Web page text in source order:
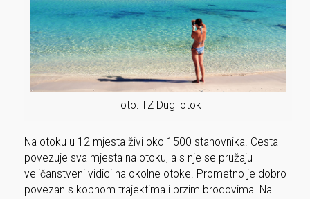
Foto: TZ Dugi otok
Na otoku u 12 mjesta živi oko 1500 stanovnika. Cesta
povezuje sva mjesta na otoku, a s nje se pružaju
veličanstveni vidici na okolne otoke. Prometno je dobro
povezan s kopnom trajektima i brzim brodovima. Na